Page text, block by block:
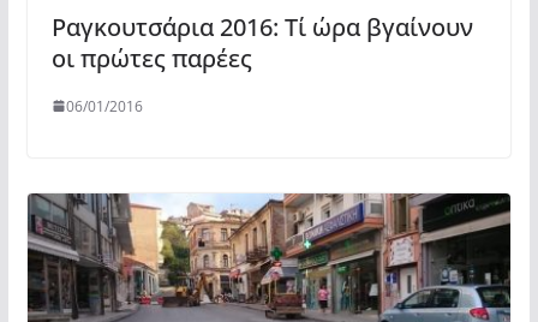
Ραγκουτσάρια 2016: Τί ώρα βγαίνουν
οι πρώτες παρέες
06/01/2016